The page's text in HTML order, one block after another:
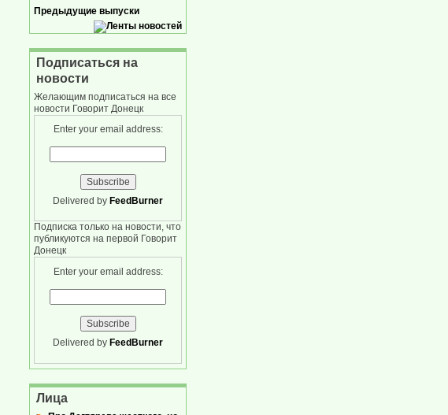
Предыдущие выпуски
Подписаться на
новости
Желающим подписаться на все
новости Говорит Донецк
Enter your email address:
Delivered by FeedBurner
Подписка только на новости, что
публикуются на первой Говорит
Донецк
Enter your email address:
Delivered by FeedBurner
Лица